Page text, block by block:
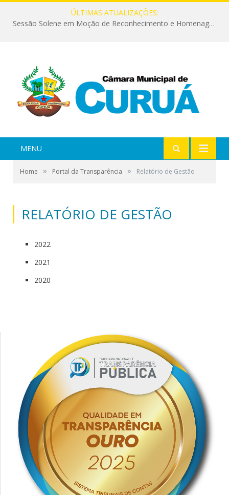
ÚLTIMAS ATUALIZAÇÕES:
Sessão Solene em Moção de Reconhecimento e Homenagem a todos os Vereadores de Curuá
MENU
Home » Portal da Transparência » Relatório de Gestão
RELATÓRIO DE GESTÃO
2022
2021
2020